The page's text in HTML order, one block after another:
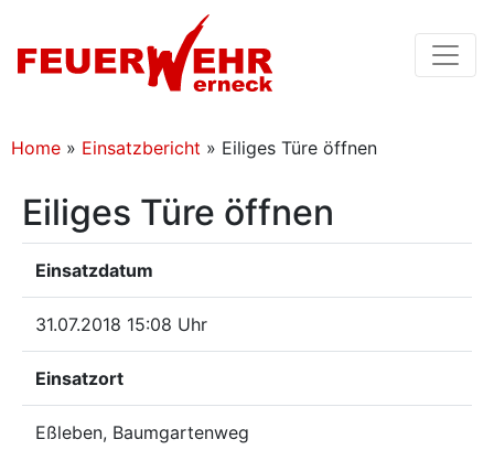
Home » Einsatzbericht » Eiliges Türe öffnen
Eiliges Türe öffnen
Einsatzdatum
31.07.2018 15:08 Uhr
Einsatzort
Eßleben, Baumgartenweg